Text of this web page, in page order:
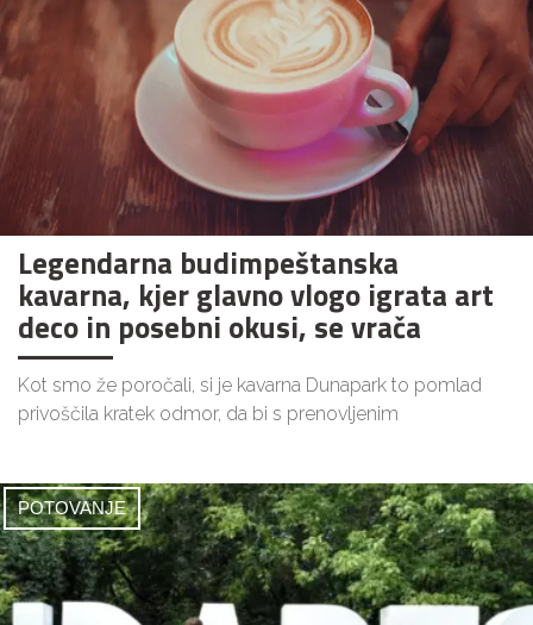
Legendarna budimpeštanska
kavarna, kjer glavno vlogo igrata art
deco in posebni okusi, se vrača
Kot smo že poročali, si je kavarna Dunapark to pomlad
privoščila kratek odmor, da bi s prenovljenim
POTOVANJE